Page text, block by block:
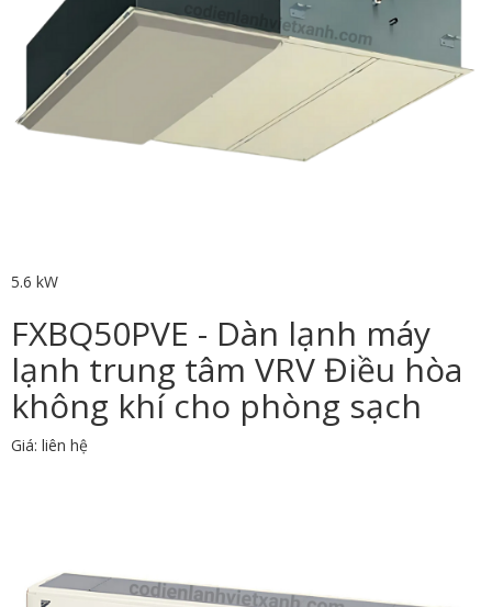
5.6 kW
FXBQ50PVE - Dàn lạnh máy
lạnh trung tâm VRV Điều hòa
không khí cho phòng sạch
Giá: liên hệ